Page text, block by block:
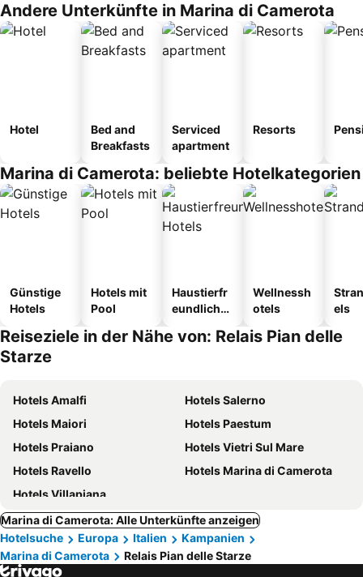
Andere Unterkünfte in Marina di Camerota
Hotel
Bed and
Breakfasts
Serviced
apartment
Resorts
Marina di Camerota: beliebte Hotelkategorien
Günstige
Hotels
Hotels mit
Pool
Haustierfr
eundliche
Wellnessh
otels
els
Reiseziele in der Nähe von: Relais Pian delle
Starze
Hotels Amalfi
Hotels Salerno
Hotels Maiori
Hotels Paestum
Hotels Praiano
Hotels Vietri Sul Mare
Hotels Ravello
Hotels Marina di Camerota
Hotels Villapiana
Marina di Camerota: Alle Unterkünfte anzeigen
Hotelsuche
Europa Italien
Kampanien
Marina di Camerota
Relais Pian delle Starze